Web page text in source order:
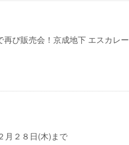
び販売会！京成地下 エスカレー
月２８日(木)まで